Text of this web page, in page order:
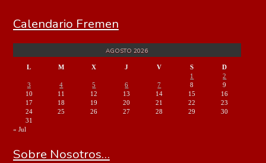
Calendario Fremen
AGOSTO 2026
L M X J V S
D
1
2
3
4 5 6 7 8
9
10
11 12 13 14 15
16
17
18 19 20 21 22
23
24
25 26 27 28 29
30
31
« Jul
Sobre Nosotros…